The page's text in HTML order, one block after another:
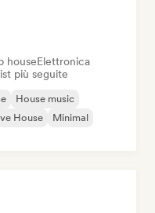
houseElettronica
più seguite
House music
House
Minimal